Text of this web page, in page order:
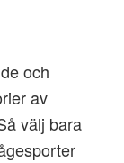
och
av
välj bara